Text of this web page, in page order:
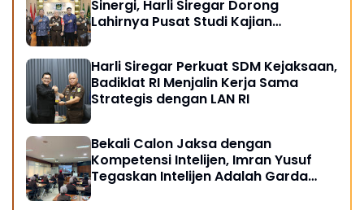
Sinergi, Harli Siregar Dorong
Lahirnya Pusat Studi Kajian
Harli Siregar Perkuat SDM Kejaksaan,
Badiklat RI Menjalin Kerja Sama
Strategis dengan LAN RI
Bekali Calon Jaksa dengan
Kompetensi Intelijen, Imran Yusuf
Tegaskan Intelijen Adalah Garda